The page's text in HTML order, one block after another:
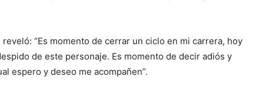
“Es momento de cerrar un ciclo en mi carrera, hoy
de este personaje. Es momento de decir adiós y
espero y deseo me acompañen”.